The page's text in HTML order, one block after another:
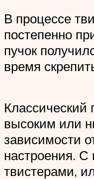
В процессе
постепенно
пучок
время
Классический
высоким или
зависимости
настроения.
твистерами,